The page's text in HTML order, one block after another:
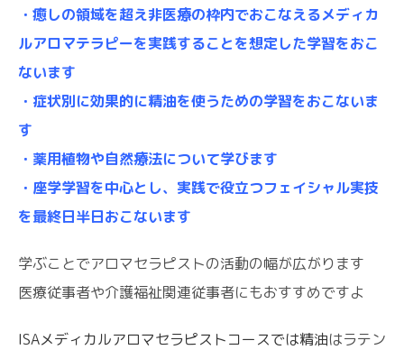
・癒しの領域を超え非医療の枠内でおこなえるメディカ
ルアロマテラピーを実践することを想定した学習をおこ
ないます
・症状別に効果的に精油を使うための学習をおこないま
す
・薬用植物や自然療法について学びます
・座学学習を中心とし、実践で役立つフェイシャル実技
を最終日半日おこないます
学ぶことでアロマセラピストの活動の幅が広がります
医療従事者や介護福祉関連従事者にもおすすめですよ
ISAメディカルアロマセラピストコースでは精油はラテン